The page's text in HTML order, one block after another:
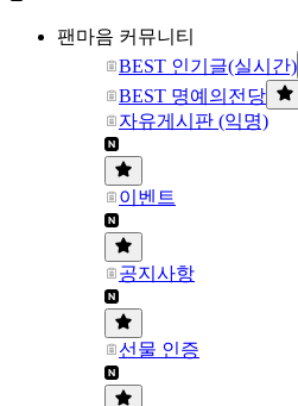
팬마음 커뮤니티
BEST 인기글(실시간)
BEST 명예의전당
자유게시판 (익명)
이벤트
공지사항
선물 인증